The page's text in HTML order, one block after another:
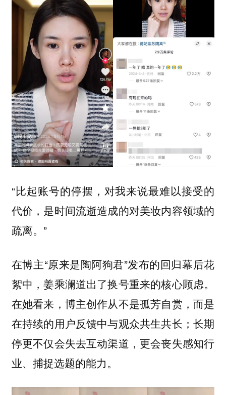
“比起账号的停摆，对我来说最难以接受的
代价，是时间流逝造成的对美妆内容领域的
疏离。”
在博主“原来是陶阿狗君”发布的回归幕后花
絮中，姜乘澜道出了换号重来的核心顾虑。
在她看来，博主创作从不是孤芳自赏，而是
在持续的用户反馈中与观众共生共长；长期
停更不仅会失去互动渠道，更会丧失感知行
业、捕捉选题的能力。